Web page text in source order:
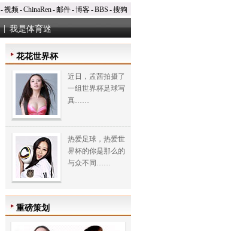
-视频-ChinaRen-邮件-博客-BBS -搜狗
| 我是体育迷
花花世界杯
近日，孟茜拍摄了
一组世界杯足球写
真……
热爱足球，热爱世
界杯的你是那么的
与众不同……
重磅策划